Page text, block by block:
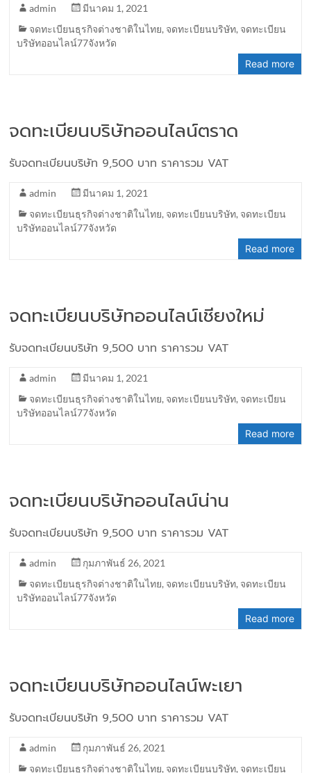
admin
มีนาคม 1, 2021
จดทะเบียนธุรกิจต่างชาติในไทย, จดทะเบียนบริษัท, จดทะเบียน
บริษัทออนไลน์77จังหวัด
Read more
จดทะเบียนบริษัทออนไลน์ตราด
รับจดทะเบียนบริษัท 9,500 บาท ราคารวม VAT
admin
มีนาคม 1, 2021
จดทะเบียนธุรกิจต่างชาติในไทย, จดทะเบียนบริษัท, จดทะเบียน
บริษัทออนไลน์77จังหวัด
Read more
จดทะเบียนบริษัทออนไลน์เชียงใหม่
รับจดทะเบียนบริษัท 9,500 บาท ราคารวม VAT
admin
มีนาคม 1, 2021
จดทะเบียนธุรกิจต่างชาติในไทย, จดทะเบียนบริษัท, จดทะเบียน
บริษัทออนไลน์77จังหวัด
Read more
จดทะเบียนบริษัทออนไลน์น่าน
รับจดทะเบียนบริษัท 9,500 บาท ราคารวม VAT
admin
กุมภาพันธ์ 26, 2021
จดทะเบียนธุรกิจต่างชาติในไทย, จดทะเบียนบริษัท, จดทะเบียน
บริษัทออนไลน์77จังหวัด
Read more
จดทะเบียนบริษัทออนไลน์พะเยา
รับจดทะเบียนบริษัท 9,500 บาท ราคารวม VAT
admin
กุมภาพันธ์ 26, 2021
จดทะเบียนธุรกิจต่างชาติในไทย, จดทะเบียนบริษัท, จดทะเบียน